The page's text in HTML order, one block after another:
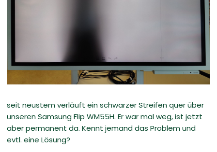
seit neustem verläuft ein schwarzer Streifen quer über
unseren Samsung Flip WM55H. Er war mal weg, ist jetzt
aber permanent da. Kennt jemand das Problem und
evtl. eine Lösung?